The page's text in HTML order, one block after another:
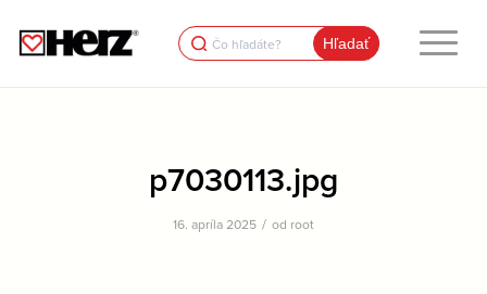
Search
for:
p7030113.jpg
16. apríla 2025 / od root